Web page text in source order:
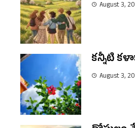
August 3,
కన్నీటి
August 3,